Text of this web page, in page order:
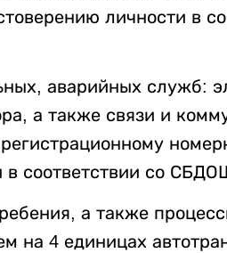
личности в
аварийных служб:
а также связи и
в соответствии со
а также
на 4 единицах